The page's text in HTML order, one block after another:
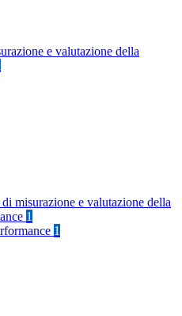
e valutazione della
di misurazione e valutazione della
1
1